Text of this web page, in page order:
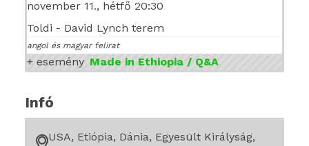
november 11., hétfő 20:30
Toldi - David Lynch terem
angol és magyar felirat
+ esemény Made in Ethiopia / Q&A
Infó
USA, Etiópia, Dánia, Egyesült Királyság,